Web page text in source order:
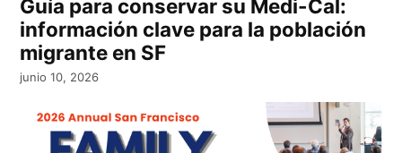
Guía para conservar su Medi-Cal:
información clave para la población
migrante en SF
junio 10, 2026